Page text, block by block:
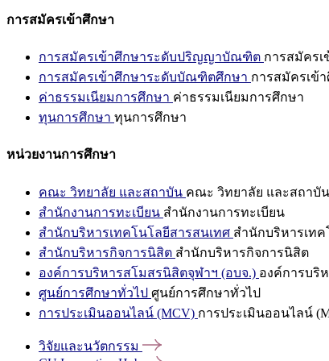
การสมัครเข้าศึกษา
การสมัครเข้าศึกษาระดับปริญญาบัณฑิต การสมัคร
การสมัครเข้าศึกษาระดับบัณฑิตศึกษา การสมัครเข้
ค่าธรรมเนียมการศึกษา ค่าธรรมเนียมการศึกษา
ทุนการศึกษา ทุนการศึกษา
หน่วยงานการศึกษา
คณะ วิทยาลัย และสถาบัน คณะ วิทยาลัย และสถาบัน
สำนักงานการทะเบียน สำนักงานการทะเบียน
สำนักบริหารเทคโนโลยีสารสนเทศ สำนักบริหารเท
สำนักบริหารกิจการนิสิต สำนักบริหารกิจการนิสิต
องค์การบริหารสโมสรนิสิตจุฬาฯ (อบจ.) องค์การบริ
ศูนย์การศึกษาทั่วไป ศูนย์การศึกษาทั่วไป
การประเมินออนไลน์ (MCV) การประเมินออนไลน์
วิจัยและนวัตกรรม